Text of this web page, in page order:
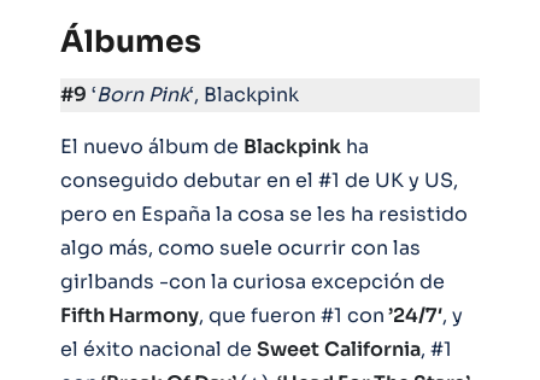
Álbumes
#9 ‘Born Pink‘, Blackpink
El nuevo álbum de Blackpink ha
conseguido debutar en el #1 de UK y US,
pero en España la cosa se les ha resistido
algo más, como suele ocurrir con las
girlbands -con la curiosa excepción de
Fifth Harmony, que fueron #1 con’24/7′, y
el éxito nacional de SweetCalifornia, #1